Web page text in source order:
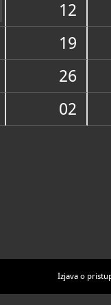
12
19
26
02
Izjava o